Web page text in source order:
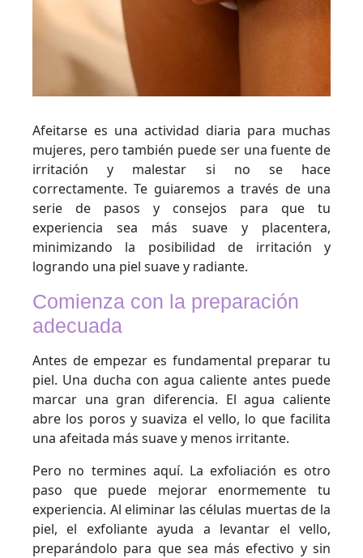
Afeitarse es una actividad diaria para muchas
mujeres, pero también puede ser una fuente de
irritación y malestar si no se hace
correctamente. Te guiaremos a través de una
serie de pasos y consejos para que tu
experiencia sea más suave y placentera,
minimizando la posibilidad de irritación y
logrando una piel suave y radiante.
Comienza con la preparación
adecuada
Antes de empezar es fundamental preparar tu
piel. Una ducha con agua caliente antes puede
marcar una gran diferencia. El agua caliente
abre los poros y suaviza el vello, lo que facilita
una afeitada más suave y menos irritante.
Pero no termines aquí. La exfoliación es otro
paso que puede mejorar enormemente tu
experiencia. Al eliminar las células muertas de la
piel, el exfoliante ayuda a levantar el vello,
preparándolo para que sea más efectivo y sin